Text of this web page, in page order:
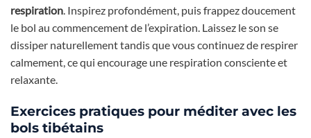
respiration. Inspirez profondément, puis frappez doucement
le bol au commencement de l’expiration. Laissez le son se
dissiper naturellement tandis que vous continuez de respirer
calmement, ce qui encourage une respiration consciente et
relaxante.
Exercices pratiques pour méditer avec les
bols tibétains